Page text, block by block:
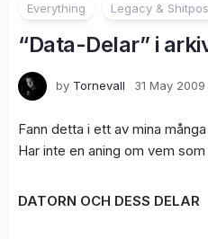
Everything Legacy &
“Data-Delar” i
by Tornevall 31 May 2009
Fann detta i ett av mina
Har inte en aning om vem
DATORN OCH DESS DELAR